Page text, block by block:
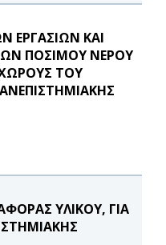
ΕΡΓΑΣΙΩΝ ΚΑΙ
ΠΟΣΙΜΟΥ ΝΕΡΟΥ
ΤΟΥ
ΥΛΙΚΟΥ, ΓΙΑ